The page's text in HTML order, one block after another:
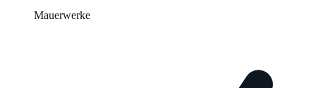
Mauerwerke